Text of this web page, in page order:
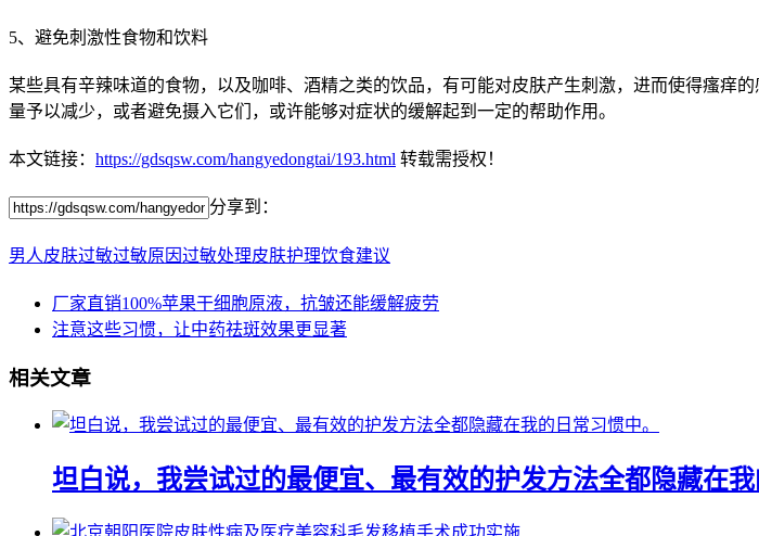
5、避免刺激性食物和饮料
某些具有辛辣味道的食物，以及咖啡、酒精之类的饮品，有可能对皮肤产生刺激，进而使得瘙痒
量予以减少，或者避免摄入它们，或许能够对症状的缓解起到一定的帮助作用。
本文链接： https://gdsqsw.com/hangyedongtai/193.html 转载需授权！
分享到：
男人皮肤过敏过敏原因过敏处理皮肤护理饮食建议
厂家直销100%苹果干细胞原液，抗皱还能缓解疲劳
注意这些习惯，让中药祛斑效果更显著
相关文章
坦白说，我尝试过的最便宜、最有效的护发方法全都隐藏在我